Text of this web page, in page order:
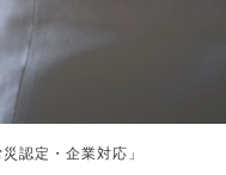
認定・企業対応」